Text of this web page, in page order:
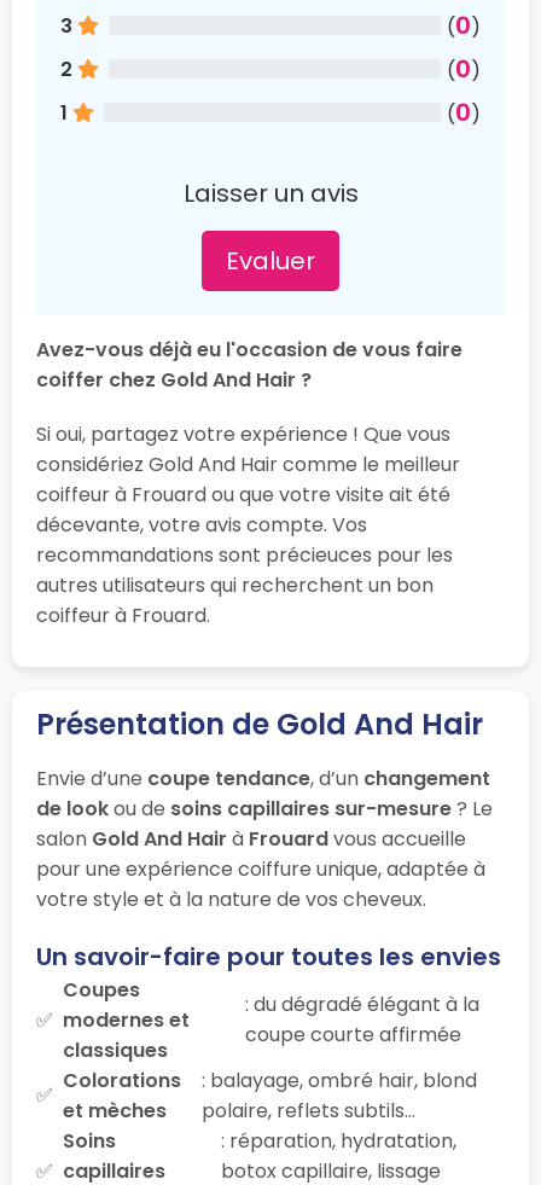
3
(0)
2
(0)
1
(0)
Laisser un avis
Evaluer
Avez-vous déjà eu l'occasion de vous faire
coiffer chez Gold And Hair ?
Si oui, partagez votre expérience ! Que vous
considériez Gold And Hair comme le meilleur
coiffeur à Frouard ou que votre visite ait été
décevante, votre avis compte. Vos
recommandations sont précieuces pour les
autres utilisateurs qui recherchent un bon
coiffeur à Frouard.
Présentation de Gold And Hair
Envie d’une coupe tendance, d’un changement
de lookou de soins capillaires sur-mesure? Le
salon Gold And Hair à Frouardvous accueille
pour une expérience coiffure unique, adaptée à
votre style et à la nature de vos cheveux.
Un savoir-faire pour toutes les envies
Coupes
modernes et
classiques
: du dégradé élégant à la
coupe courte affirmée
Colorations
et mèches
: balayage, ombré hair, blond
polaire, reflets subtils…
Soins
capillaires
: réparation, hydratation,
botox capillaire, lissage